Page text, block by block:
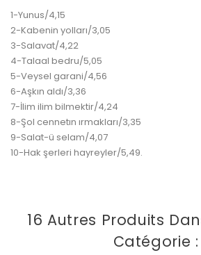
1-Yunus/4,15
2-Kabenin yolları/3,05
3-Salavat/4,22
4-Talaal bedru/5,05
5-Veysel garani/4,56
6-Aşkın aldı/3,36
7-İlim ilim bilmektir/4,24
8-Şol cennetın ırmakları/3,35
9-Salat-ü selam/4,07
10-Hak şerleri hayreyler/5,49.
16 Autres Produits
Catégorie :